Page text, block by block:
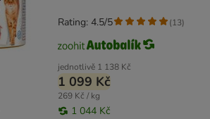
jednotlivě 1 138 Kč
1 099 Kč
269 Kč / kg
1 044 Kč
Rating: 4.5/5 (13)